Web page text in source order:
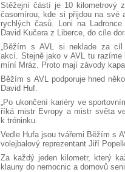
Stěžejní částí je 10 kilometrový
časomírou, kde si přijdou na své
rychlých časů. Loni na
David Kučera z Liberce, do cíle
„Běžím s AVL si neklade za cíl
akcí. Stejně jako v AVL tu razíme
míní Mráz. Proto mají závody
Běžím s AVL podporuje hned
David Huf.
„Po ukončení kariéry ve
říká mistr Evropy a mistr světa
k tréninku.
Vedle Hufa jsou tvářemi Běžím s
volejbalový reprezentant Jiří
Za každý jeden kilometr, který
klauny do nemocnic a domovů